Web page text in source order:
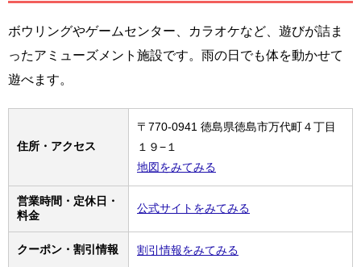
ボウリングやゲームセンター、カラオケなど、遊びが詰ま
ったアミューズメント施設です。雨の日でも体を動かせて
遊べます。
住所・アクセス
〒770-0941 徳島県徳島市万代町４丁目
１９−１
地図をみてみる
営業時間・定休日・
料金
公式サイトをみてみる
クーポン・割引情報 割引情報をみてみる